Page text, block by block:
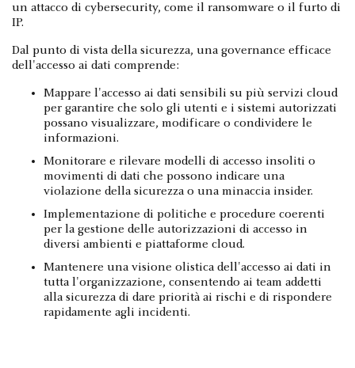
un attacco di cybersecurity, come il ransomware o il furto di
IP.
Dal punto di vista della sicurezza, una governance efficace
dell'accesso ai dati comprende:
Mappare l'accesso ai dati sensibili su più servizi cloud
per garantire che solo gli utenti e i sistemi autorizzati
possano visualizzare, modificare o condividere le
informazioni.
Monitorare e rilevare modelli di accesso insoliti o
movimenti di dati che possono indicare una
violazione della sicurezza o una minaccia insider.
Implementazione di politiche e procedure coerenti
per la gestione delle autorizzazioni di accesso in
diversi ambienti e piattaforme cloud.
Mantenere una visione olistica dell'accesso ai dati in
tutta l'organizzazione, consentendo ai team addetti
alla sicurezza di dare priorità ai rischi e di rispondere
rapidamente agli incidenti.